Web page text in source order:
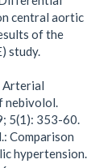
central aortic
of the
study.
Arterial
nebivolol.
5(1): 353-60.
Comparison
hypertension.